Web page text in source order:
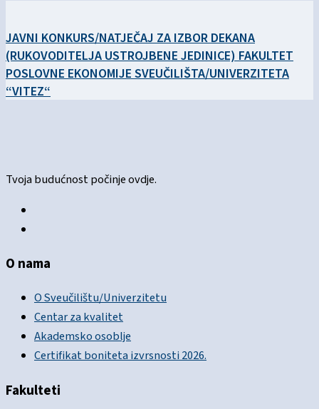
JAVNI KONKURS/NATJEČAJ ZA IZBOR DEKANA
(RUKOVODITELJA USTROJBENE JEDINICE) FAKULTET
POSLOVNE EKONOMIJE SVEUČILIŠTA/UNIVERZITETA
“VITEZ“
Tvoja budućnost počinje ovdje.
O nama
O Sveučilištu/Univerzitetu
Centar za kvalitet
Akademsko osoblje
Certifikat boniteta izvrsnosti 2026.
Fakulteti